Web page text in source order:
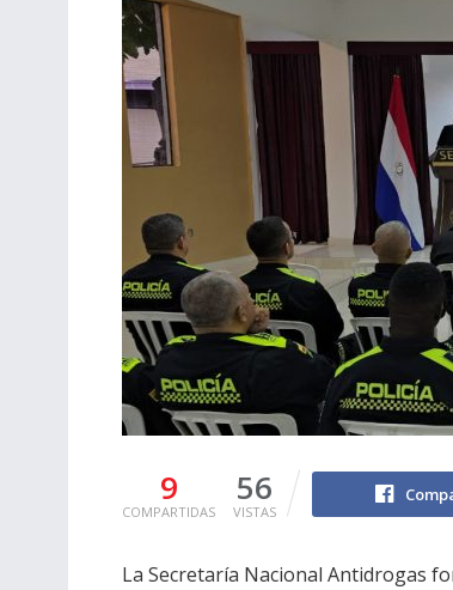
9
COMPARTIDAS
56
VISTAS
La Secretaría Nacional Antidrogas